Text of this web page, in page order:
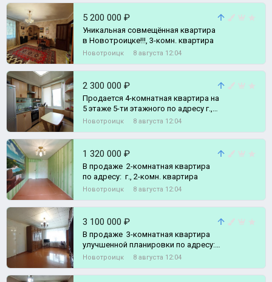
5 200 000 ₽
Уникальная совмещённая квартира
в Новотроицке!!!, 3-комн. квартира
Новотроицк 8 августа 12:04
2 300 000 ₽
Продается 4-комнатная квартира на
5 этаже 5-ти этажного по адресу г.,
4-комн. квартира
Новотроицк 8 августа 12:04
1 320 000 ₽
В продаже 2-комнатная квартира
по адресу: г., 2-комн. квартира
Новотроицк 8 августа 12:04
3 100 000 ₽
В продаже 3-комнатная квартира
улучшенной планировки по адресу:
г., 3-комн. квартира
Новотроицк 8 августа 12:04